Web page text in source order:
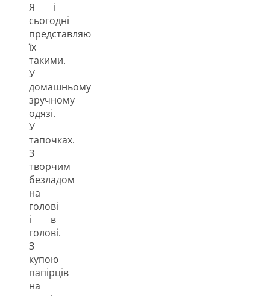
Я і
сьогодні
представляю
їх
такими.
У
домашньому
зручному
одязі.
У
тапочках.
З
творчим
безладом
на
голові
і в
голові.
З
купою
папірців
на